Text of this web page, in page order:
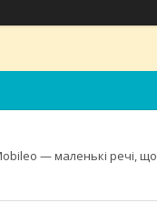
— маленькі речі,